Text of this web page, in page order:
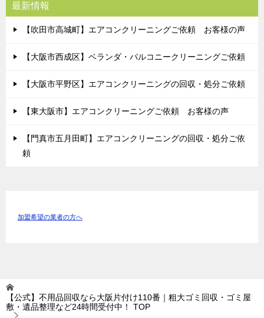
最新情報
【吹田市高城町】エアコンクリーニングご依頼 お客様の声
【大阪市西成区】ベランダ・バルコニークリーニングご依頼
【大阪市平野区】エアコンクリーニングの回収・処分ご依頼
【東大阪市】エアコンクリーニングご依頼 お客様の声
【門真市五月田町】エアコンクリーニングの回収・処分ご依
頼
加盟希望の業者の方へ
【公式】不用品回収なら大阪片付け110番｜粗大ゴミ回収・ゴミ屋
敷・遺品整理など24時間受付中！
TOP